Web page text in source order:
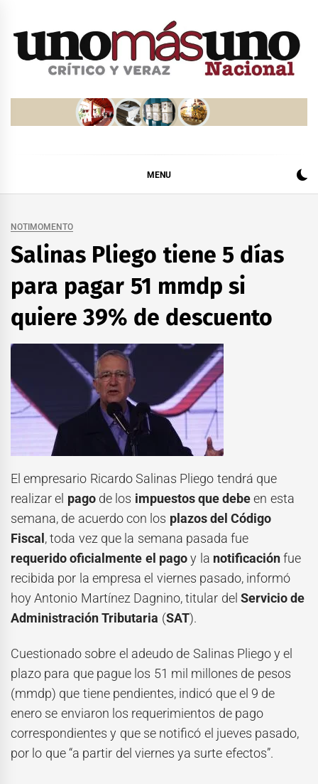
MENU
NOTIMOMENTO
Salinas Pliego tiene 5 días
para pagar 51 mmdp si
quiere 39% de descuento
El empresario Ricardo Salinas Pliego tendrá que
realizar el pagode los impuestos que debeen esta
semana, de acuerdo con los plazos del Código
Fiscal, toda vez que la semana pasada fue
requerido oficialmente el pagoy la notificaciónfue
recibida por la empresa el viernes pasado, informó
hoy Antonio Martínez Dagnino, titular del Servicio de
Administración Tributaria (SAT).
Cuestionado sobre el adeudo de Salinas Pliego y el
plazo para que pague los 51 mil millones de pesos
(mmdp) que tiene pendientes, indicó que el 9 de
enero se enviaron los requerimientos de pago
correspondientes y que se notificó el jueves pasado,
por lo que “a partir del viernes ya surte efectos”.